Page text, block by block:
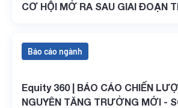
CƠ HỘI MỞ RA SAU GIAI ĐOẠN
Báo cáo ngành
Equity 360 | BÁO CÁO CHIẾN
NGUYÊN TĂNG TRƯỞNG MỚI -